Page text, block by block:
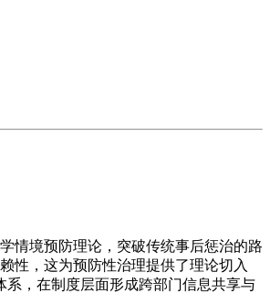
情境预防理论，突破传统事后惩治的路
性，这为预防性治理提供了理论切入
系，在制度层面形成跨部门信息共享与